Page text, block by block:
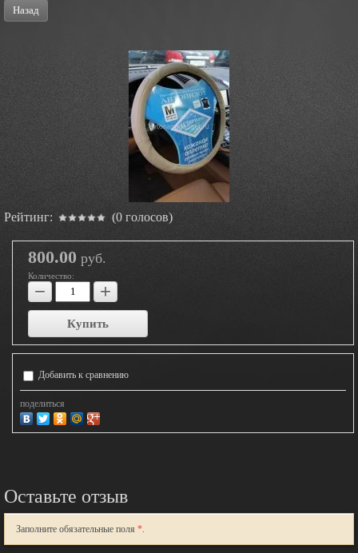
ПОДРОБНОСТИ...
Назад
Рейтинг: (0 голосов)
800.00 руб.
Количество:
− +
Купить
Добавить к сравнению
поделиться
Оставьте отзыв
Заполните обязательные поля *